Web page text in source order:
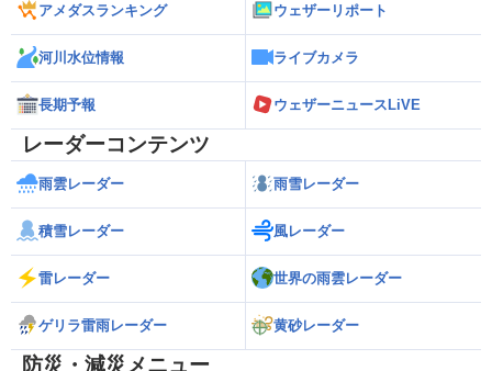
アメダスランキング ウェザーリポート
河川水位情報 ライブカメラ
長期予報 ウェザーニュースLiVE
レーダーコンテンツ
雨雲レーダー 雨雪レーダー
積雪レーダー 風レーダー
雷レーダー 世界の雨雲レーダー
ゲリラ雷雨レーダー 黄砂レーダー
防災・減災メニュー